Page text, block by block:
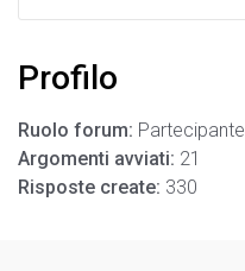
Profilo
Ruolo forum: Partecipante
Argomenti avviati: 21
Risposte create: 330